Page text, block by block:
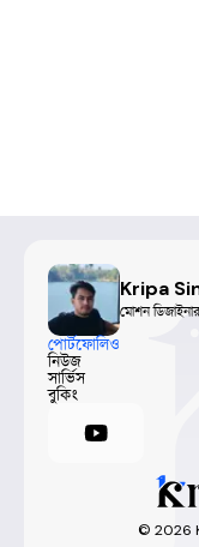
Kripa
মোশন ডিজাইনার
পোর্টফোলিও
নিউজ
সার্ভিস
বুকিং
© 2026